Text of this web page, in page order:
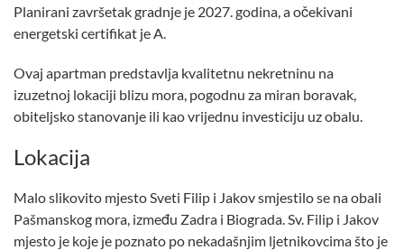
Planirani završetak gradnje je 2027. godina, a očekivani
energetski certifikat je A.
Ovaj apartman predstavlja kvalitetnu nekretninu na
izuzetnoj lokaciji blizu mora, pogodnu za miran boravak,
obiteljsko stanovanje ili kao vrijednu investiciju uz obalu.
Lokacija
Malo slikovito mjesto Sveti Filip i Jakov smjestilo se na obali
Pašmanskog mora, između Zadra i Biograda. Sv. Filip i Jakov
mjesto je koje je poznato po nekadašnjim ljetnikovcima što je